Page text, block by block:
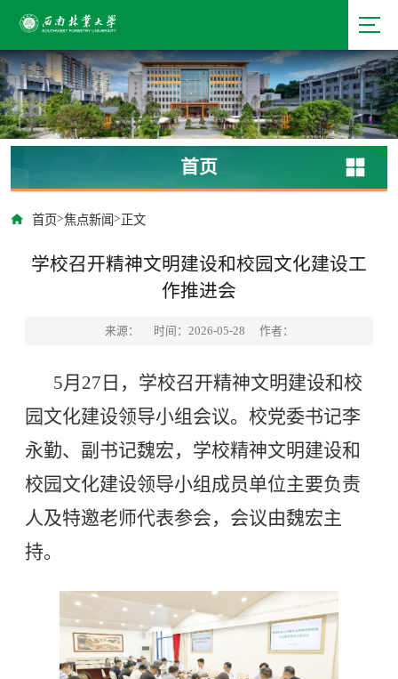
首页
首页>焦点新闻>正文
学校召开精神文明建设和校园文化建设工
作推进会
来源： 时间：2026-05-28 作者：
5月27日，学校召开精神文明建设和校
园文化建设领导小组会议。校党委书记李
永勤、副书记魏宏，学校精神文明建设和
校园文化建设领导小组成员单位主要负责
人及特邀老师代表参会，会议由魏宏主
持。